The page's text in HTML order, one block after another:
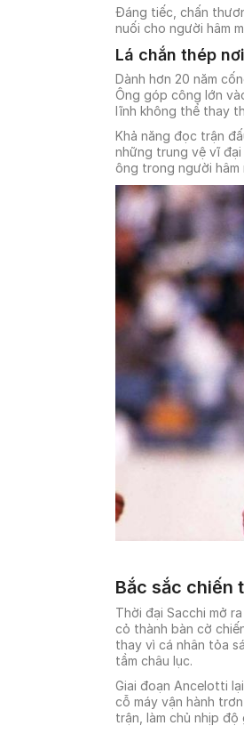
Đáng tiếc, chấn
nuối cho người hâm
Lá chắn thép
Dành hơn 20 năm
Ông góp công lớn
lĩnh không thể thay
Khả năng đọc trận
những trung vệ vĩ đại
ông trong người hâm
Bắc sắc chiến
Thời đại Sacchi mở
cỏ thành bàn cờ
thay vì cá nhân tỏa
tầm châu lục.
Giai đoạn Ancelotti
cỗ máy vận hành
trận, làm chủ nhịp